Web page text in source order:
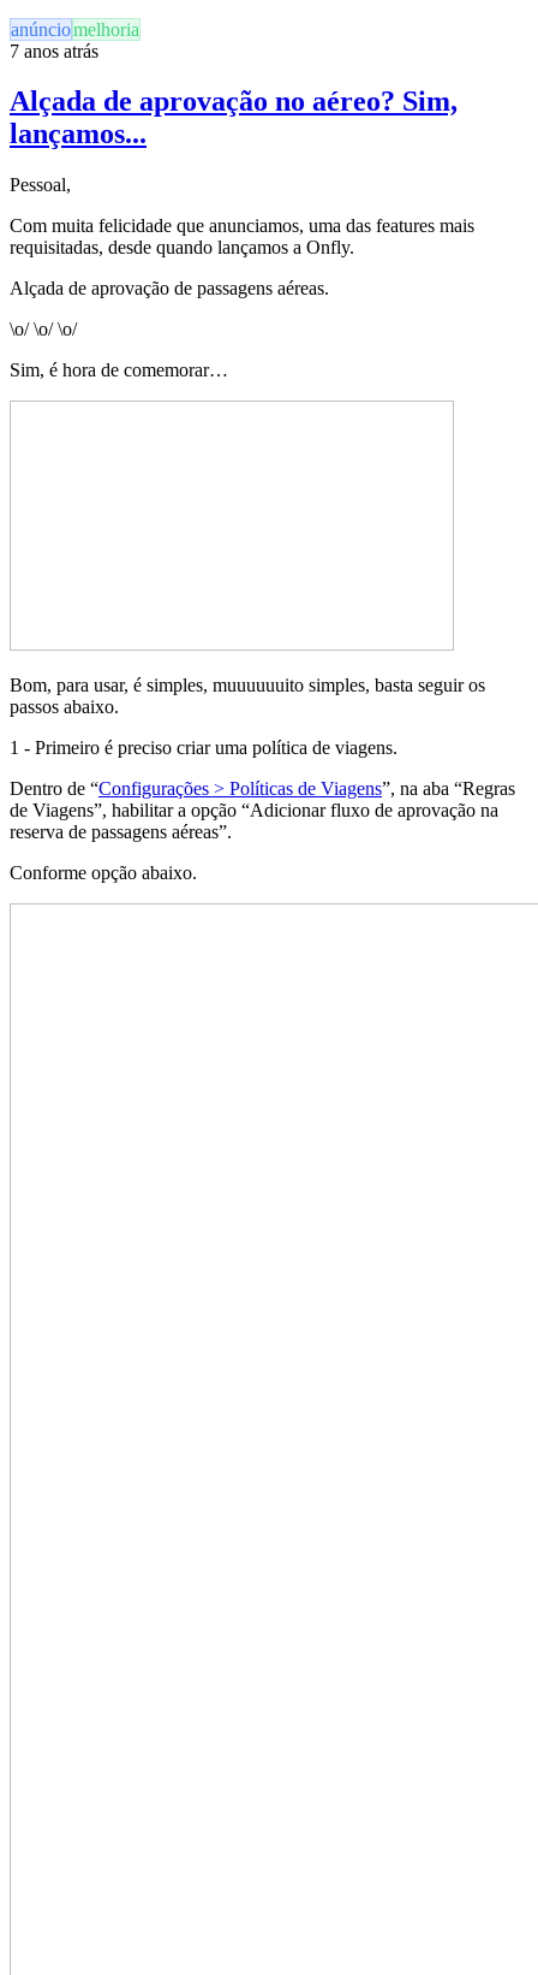
anúnciomelhoria
7 anos atrás
Alçada de aprovação no aéreo? Sim,
lançamos...
Pessoal,
Com muita felicidade que anunciamos, uma das features mais
requisitadas, desde quando lançamos a Onfly.
Alçada de aprovação de passagens aéreas.
\o/ \o/ \o/
Sim, é hora de comemorar…
Bom, para usar, é simples, muuuuuuito simples, basta seguir os
passos abaixo.
1 - Primeiro é preciso criar uma política de viagens.
Dentro de “Configurações > Políticas de Viagens”, na aba “Regras
de Viagens”, habilitar a opção “Adicionar fluxo de aprovação na
reserva de passagens aéreas”.
Conforme opção abaixo.